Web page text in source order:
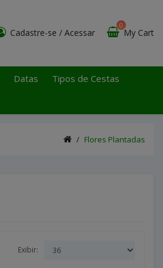
Cadastre-se / Acessar My Cart
0
Datas
Tipos de Cestas
Flores Plantadas
Exibir: